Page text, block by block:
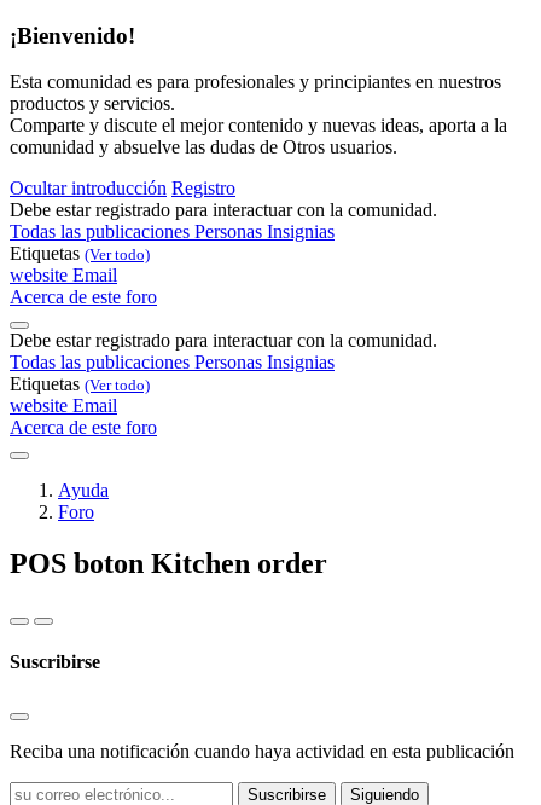
¡Bienvenido!
Esta comunidad es para profesionales y principiantes en nuestros
productos y servicios.
Comparte y discute el mejor contenido y nuevas ideas, aporta a la
comunidad y absuelve las dudas de Otros usuarios.
Ocultar introducción Registro
Debe estar registrado para interactuar con la comunidad.
Todas las publicaciones Personas Insignias
Etiquetas (Ver todo)
website Email
Acerca de este foro
Debe estar registrado para interactuar con la comunidad.
Todas las publicaciones Personas Insignias
Etiquetas (Ver todo)
website Email
Acerca de este foro
Ayuda
Foro
POS boton Kitchen order
Suscribirse
Reciba una notificación cuando haya actividad en esta publicación
Suscribirse Siguiendo